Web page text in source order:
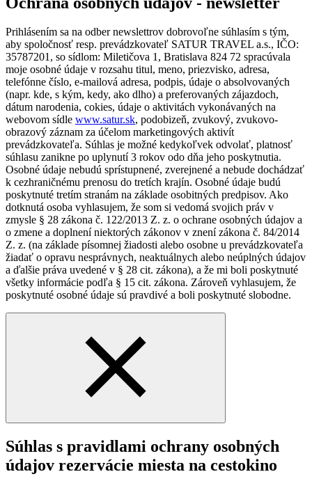
Prihlásením sa na odber newslettrov dobrovoľne súhlasím s tým,
aby spoločnosť resp. prevádzkovateľ SATUR TRAVEL a.s., IČO:
35787201, so sídlom: Miletičova 1, Bratislava 824 72 spracúvala
moje osobné údaje v rozsahu titul, meno, priezvisko, adresa,
telefónne číslo, e-mailová adresa, podpis, údaje o absolvovaných
(napr. kde, s kým, kedy, ako dlho) a preferovaných zájazdoch,
dátum narodenia, cokies, údaje o aktivitách vykonávaných na
webovom sídle www.satur.sk, podobizeň, zvukový, zvukovo-
obrazový záznam za účelom marketingových aktivít
prevádzkovateľa. Súhlas je možné kedykoľvek odvolať, platnosť
súhlasu zanikne po uplynutí 3 rokov odo dňa jeho poskytnutia.
Osobné údaje nebudú sprístupnené, zverejnené a nebude dochádzať
k cezhraničnému prenosu do tretích krajín. Osobné údaje budú
poskytnuté tretím stranám na základe osobitných predpisov. Ako
dotknutá osoba vyhlasujem, že som si vedomá svojich práv v
zmysle § 28 zákona č. 122/2013 Z. z. o ochrane osobných údajov a
o zmene a doplnení niektorých zákonov v znení zákona č. 84/2014
Z. z. (na základe písomnej žiadosti alebo osobne u prevádzkovateľa
žiadať o opravu nesprávnych, neaktuálnych alebo neúplných údajov
a ďalšie práva uvedené v § 28 cit. zákona), a že mi boli poskytnuté
všetky informácie podľa § 15 cit. zákona. Zároveň vyhlasujem, že
poskytnuté osobné údaje sú pravdivé a boli poskytnuté slobodne.
Súhlas s pravidlami ochrany osobných
údajov rezervácie miesta na cestokino